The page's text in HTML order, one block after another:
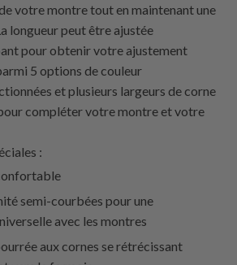
votre montre tout en maintenant une
longueur peut être ajustée
pour obtenir votre ajustement
5 options de couleur
et plusieurs largeurs de corne
compléter votre montre et votre
:
semi-courbées pour une
avec les montres
aux cornes se rétrécissant